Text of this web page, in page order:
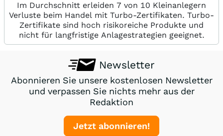
Im Durchschnitt erleiden 7 von 10 Kleinanlegern
Verluste beim Handel mit Turbo-Zertifikaten. Turbo-
Zertifikate sind hoch risikoreiche Produkte und
nicht für langfristige Anlagestrategien geeignet.
Newsletter
Abonnieren Sie unsere kostenlosen Newsletter
und verpassen Sie nichts mehr aus der
Redaktion
Jetzt abonnieren!